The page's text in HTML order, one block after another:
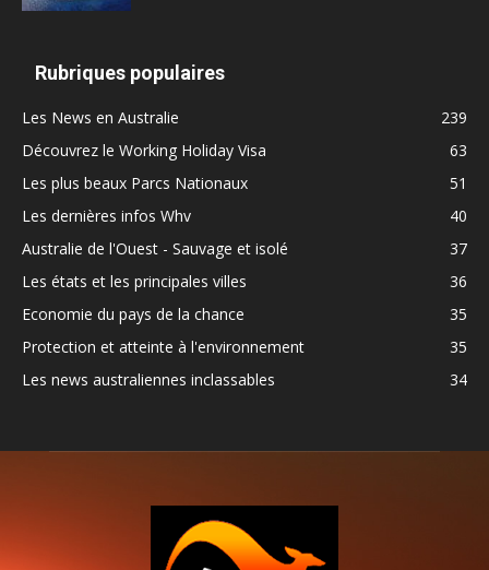
Rubriques populaires
Les News en Australie
239
Découvrez le Working Holiday Visa
63
Les plus beaux Parcs Nationaux
51
Les dernières infos Whv
40
Australie de l'Ouest - Sauvage et isolé
37
Les états et les principales villes
36
Economie du pays de la chance
35
Protection et atteinte à l'environnement
35
Les news australiennes inclassables
34